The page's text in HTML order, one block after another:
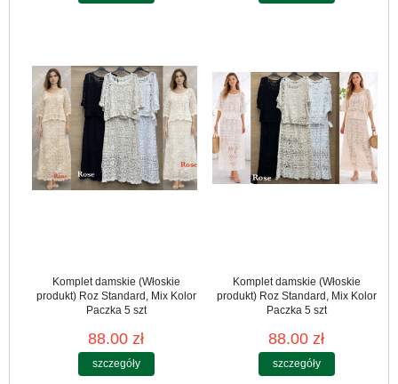
Komplet damskie (Włoskie
produkt) Roz Standard, Mix Kolor
Paczka 5 szt
88.00 zł
szczegóły
Komplet damskie (Włoskie
produkt) Roz Standard, Mix Kolor
Paczka 5 szt
88.00 zł
szczegóły